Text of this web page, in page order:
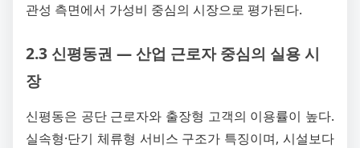
관성 측면에서 가성비 중심의 시장으로 평가된다.
2.3 신평동권 ― 산업 근로자 중심의 실용 시
장
신평동은 공단 근로자와 출장형 고객의 이용률이 높다.
실속형·단기 체류형 서비스 구조가 특징이며, 시설보다